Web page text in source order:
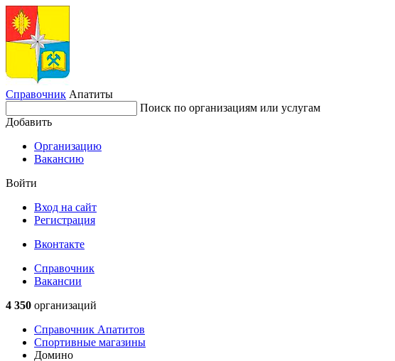
Справочник Апатиты
Поиск по организациям или услугам
Добавить
Организацию
Вакансию
Войти
Вход на сайт
Регистрация
Вконтакте
Справочник
Вакансии
4 350 организаций
Справочник Апатитов
Спортивные магазины
Домино